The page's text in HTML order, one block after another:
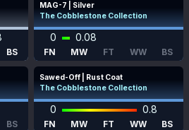
BS
MAG-7 | Silver
The Cobblestone Collection
0 0.08
FN MW FT WW BS
BS
Sawed-Off | Rust Coat
The Cobblestone Collection
0 0.8
FN MW FT WW BS